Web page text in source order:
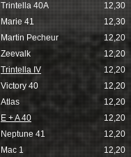
Trintella 40A 12,30
Marie 41 12,30
Martin Pecheur 12,20
Zeevalk 12,20
Trintella IV 12,20
Victory 40 12,20
Atlas 12,20
E + A 40 12,20
Neptune 41 12,20
Mac 1 12,20